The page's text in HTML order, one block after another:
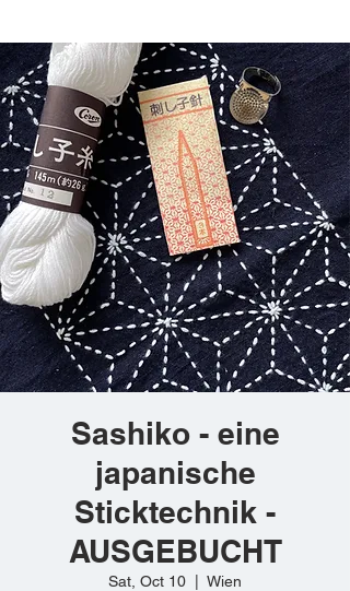
Sashiko - eine
japanische
Sticktechnik -
AUSGEBUCHT
Sat, Oct 10
  |
Wien